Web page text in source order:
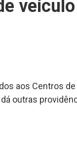
veículo
aos Centros de
outras